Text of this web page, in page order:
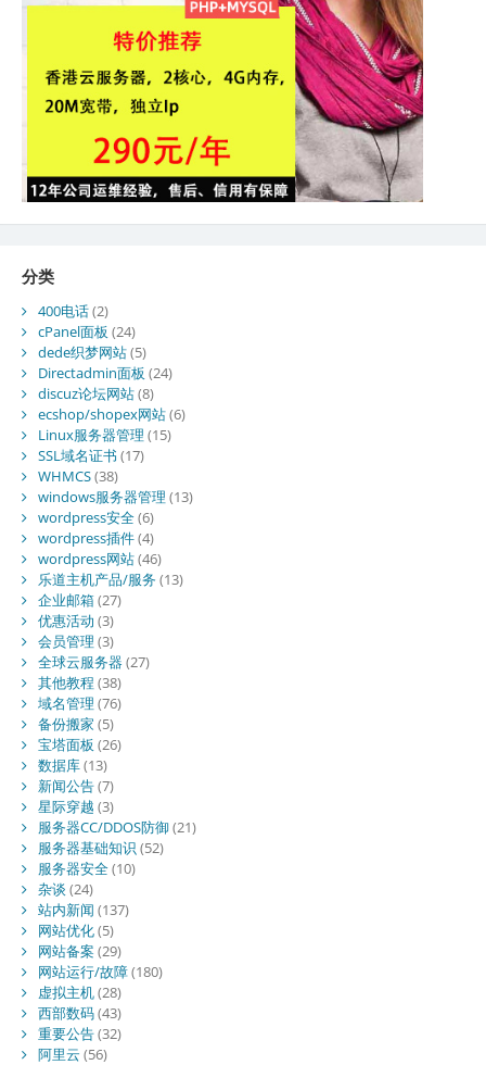
分类
400电话(2)
cPanel面板 (24)
dede织梦网站(5)
Directadmin面板 (24)
discuz论坛网站(8)
ecshop/shopex网站(6)
Linux服务器管理 (15)
SSL域名证书 (17)
WHMCS(38)
windows服务器管理 (13)
wordpress安全(6)
wordpress插件(4)
wordpress网站(46)
乐道主机产品/服务(13)
企业邮箱(27)
优惠活动 (3)
会员管理 (3)
全球云服务器 (27)
其他教程 (38)
域名管理 (76)
备份搬家 (5)
宝塔面板 (26)
数据库(13)
新闻公告(7)
星际穿越 (3)
服务器CC/DDOS防御(21)
服务器基础知识 (52)
服务器安全(10)
杂谈 (24)
站内新闻 (137)
网站优化(5)
网站备案 (29)
网站运行/故障(180)
虚拟主机(28)
西部数码(43)
重要公告(32)
阿里云 (56)